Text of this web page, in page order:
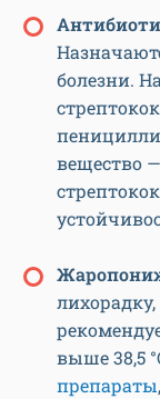
болезни.
вещество
выше 38,5
препараты